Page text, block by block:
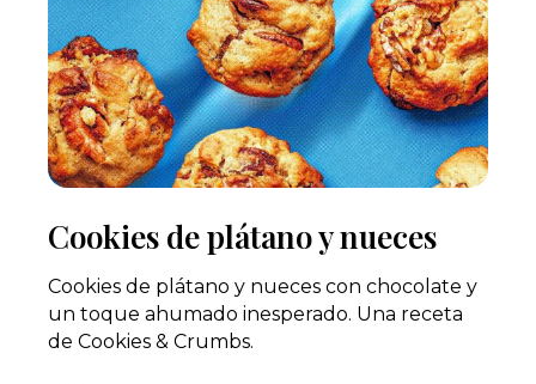
Cookies de plátano y nueces
Cookies de plátano y nueces con chocolate y
un toque ahumado inesperado. Una receta
de Cookies & Crumbs.